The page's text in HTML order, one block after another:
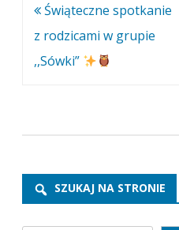
Nawigacja
wpisu
Świąteczne spotkanie
z rodzicami w grupie
,,Sówki”
SZUKAJ NA STRONIE